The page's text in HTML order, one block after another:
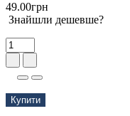
49.00грн
Знайшли дешевше?
Купити